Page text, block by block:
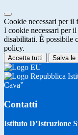
Cookie necessari per il
I cookie necessari per
disabilitati. È possibile
policy.
Accetta tutti Salva le
Cava”
Contatti
Istituto D’Istruzione